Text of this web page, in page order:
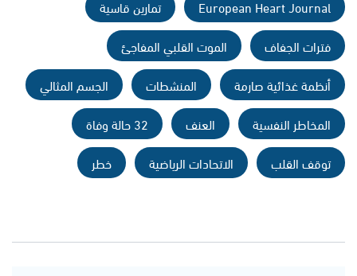
European Heart Journal
تمارين قاسية
فترات الجفاف
الموت القلبي المفاجئ
أنظمة غذائية صارمة
المنشطات
الجسم المثالي
المخاطر النفسية
العنف
32 حالة وفاة
توقف القلب
الاتحادات الرياضية خطر